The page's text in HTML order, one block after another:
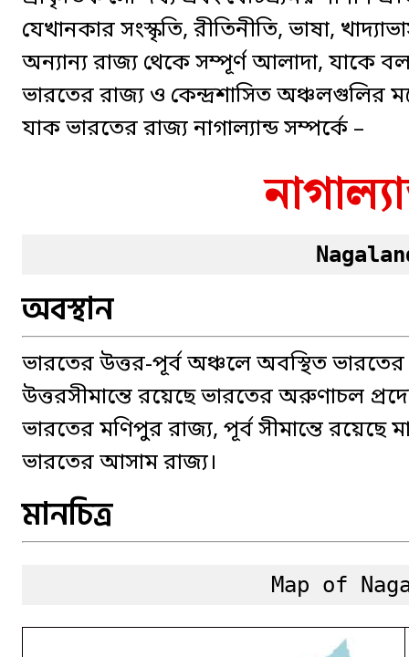
যেখানকার সংস্কৃতি, রীতিনীতি, ভাষা,
অন্যান্য রাজ্য থেকে সম্পূর্ণ আলাদা, যাকে
ভারতের রাজ্য ও কেন্দ্রশাসিত অঞ্চলগুলির
যাকভারতের রাজ্য নাগাল্যান্ড সম্পর্কে –
অবস্থান
ভারতের উত্তর-পূর্ব অঞ্চলে অবস্থিত ভারতের
উত্তরসীমান্তে রয়েছে ভারতের অরুণাচল
ভারতের মণিপুর রাজ্য, পূর্ব সীমান্তে রয়েছে
ভারতের আসাম রাজ্য।
মানচিত্র
Map of